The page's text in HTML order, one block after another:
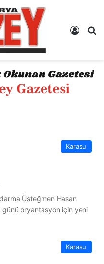
Kayıt
Karasu
Üsteğmen Hasan
günü oryantasyon için yeni
Karasu